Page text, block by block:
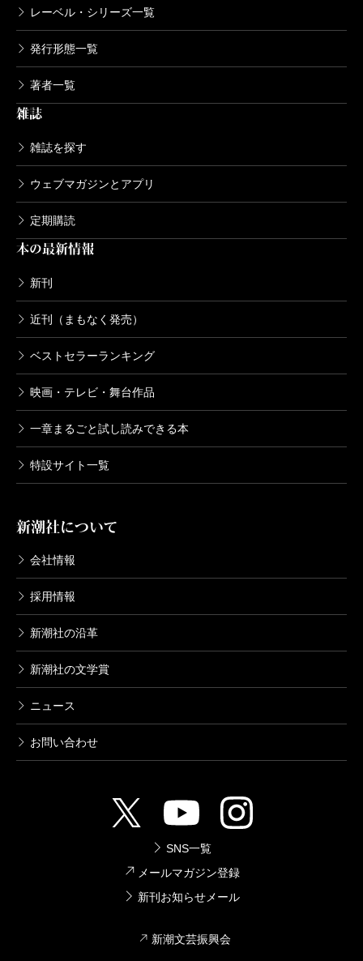
レーベル・シリーズ一覧
発行形態一覧
著者一覧
雑誌
雑誌を探す
ウェブマガジンとアプリ
定期購読
本の最新情報
新刊
近刊（まもなく発売）
ベストセラーランキング
映画・テレビ・舞台作品
一章まるごと試し読みできる本
特設サイト一覧
新潮社について
会社情報
採用情報
新潮社の沿革
新潮社の文学賞
ニュース
お問い合わせ
SNS一覧
メールマガジン登録
新刊お知らせメール
新潮文芸振興会